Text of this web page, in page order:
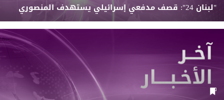
"لبنان 24": قصف مدفعي إسرائيلي يستهدف المنصوري